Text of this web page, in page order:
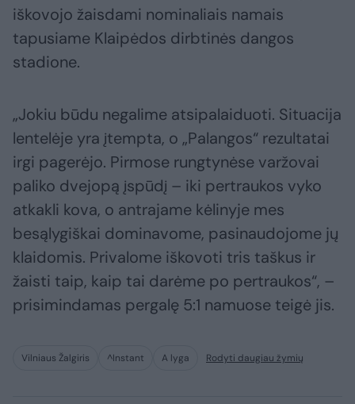
iškovojo žaisdami nominaliais namais
tapusiame Klaipėdos dirbtinės dangos
stadione.
„Jokiu būdu negalime atsipalaiduoti. Situacija
lentelėje yra įtempta, o „Palangos“ rezultatai
irgi pagerėjo. Pirmose rungtynėse varžovai
paliko dvejopą įspūdį – iki pertraukos vyko
atkakli kova, o antrajame kėlinyje mes
besąlygiškai dominavome, pasinaudojome jų
klaidomis. Privalome iškovoti tris taškus ir
žaisti taip, kaip tai darėme po pertraukos“, –
prisimindamas pergalę 5:1 namuose teigė jis.
Vilniaus Žalgiris ^Instant A lyga Rodyti daugiau žymių